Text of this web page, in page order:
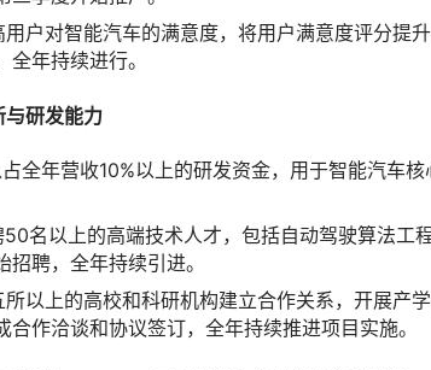
用户对智能汽车的满意度，将用户满意度评分提
年持续进行。
与研发能力
占全年营收10%以上的研发资金，用于智能汽车
50名以上的高端技术人才，包括自动驾驶算法工
聘，全年持续引进。
所以上的高校和科研机构建立合作关系，开展产
合作洽谈和协议签订，全年持续推进项目实施。